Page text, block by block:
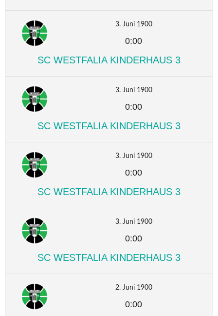
3. Juni 1900
0:00
SC WESTFALIA KINDERHAUS 3
3. Juni 1900
0:00
SC WESTFALIA KINDERHAUS 3
3. Juni 1900
0:00
SC WESTFALIA KINDERHAUS 3
3. Juni 1900
0:00
SC WESTFALIA KINDERHAUS 3
2. Juni 1900
0:00